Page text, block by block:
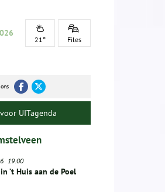
21° Files
UITagenda
19:00
’t Huis aan de Poel